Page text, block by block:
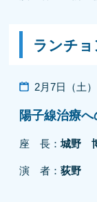
ランチ
2月7日（土
陽子線治療
座 長：城野
演 者： 荻野